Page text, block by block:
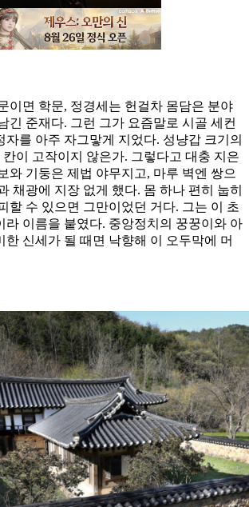
이면 학문, 정경세는 헌걸차 몸담은 분야
긴 준재다. 그런 그가 요즘말로 시골 세컨
자를 아주 자그맣게 지었다. 성냥갑 크기의
이 고작이지 않은가. 그렇다고 대충 지은
와 기둥은 제법 야무지고, 마루 벽엔 쌍으
채광에 지장 없게 했다. 몸 하나 편히 눕히
할 수 있으면 그만이었던 거다. 그는 이 초
라 이름을 붙였다. 중앙정치의 꿍꿍이와 아
한 신세가 될 때면 낙향해 이 오두막에 머